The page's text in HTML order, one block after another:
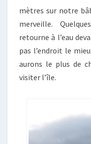
mètres sur notre
merveille.
retourne à l’eau
pas l’endroit le
aurons le plus de
visiter l’île.